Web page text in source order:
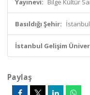
Yayınevi: Bilge Kültür
Basıldığı Şehir: İstanbul
İstanbul Gelişim
Paylaş